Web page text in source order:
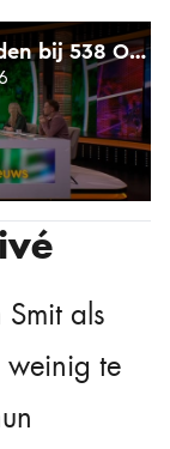
als
weinig te